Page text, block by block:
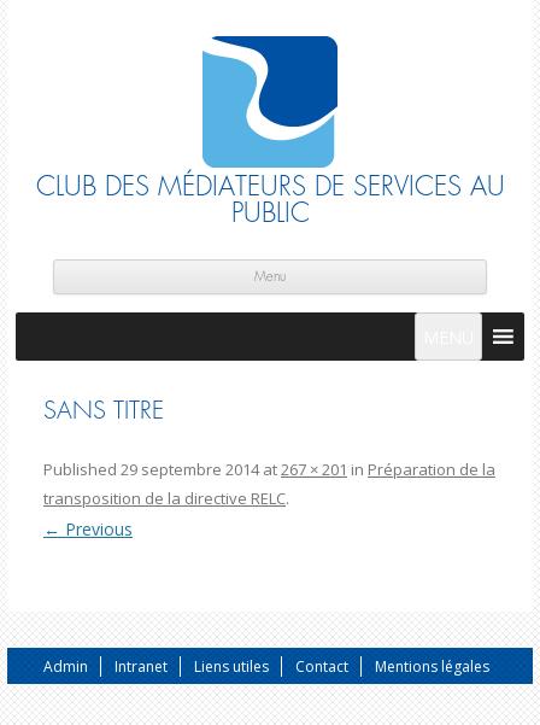
CLUB DES MÉDIATEURS DE SERVICES AU
PUBLIC
Menu
SANS TITRE
Published 29 septembre 2014at267 × 201 in Préparation de la
transposition de la directive RELC.
← Previous
Admin Intranet Liens utiles Contact Mentions légales